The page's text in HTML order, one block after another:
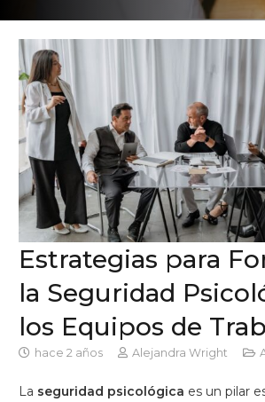
Estrategias para
la Seguridad
los Equipos de
hace 2 años Alejandra Wright
La seguridad psicológica es un pilar